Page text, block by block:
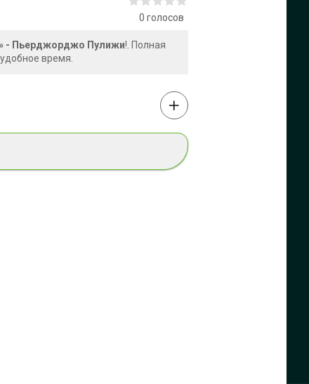
0 голосов
- Пьерджорджо Пулижи!. Полная
время.